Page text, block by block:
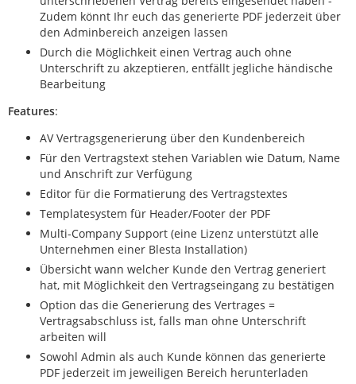
Zudem könnt Ihr euch das generierte PDF jederzeit über
den Adminbereich anzeigen lassen
Durch die Möglichkeit einen Vertrag auch ohne
Unterschrift zu akzeptieren, entfällt jegliche händische
Bearbeitung
Features:
AV Vertragsgenerierung über den Kundenbereich
Für den Vertragstext stehen Variablen wie Datum, Name
und Anschrift zur Verfügung
Editor für die Formatierung des Vertragstextes
Templatesystem für Header/Footer der PDF
Multi-Company Support (eine Lizenz unterstützt alle
Unternehmen einer Blesta Installation)
Übersicht wann welcher Kunde den Vertrag generiert
hat, mit Möglichkeit den Vertragseingang zu bestätigen
Option das die Generierung des Vertrages =
Vertragsabschluss ist, falls man ohne Unterschrift
arbeiten will
Sowohl Admin als auch Kunde können das generierte
PDF jederzeit im jeweiligen Bereich herunterladen